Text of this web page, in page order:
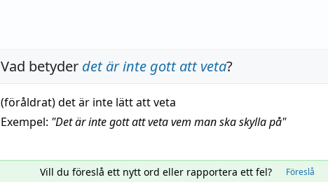
Vad betyder det är inte gott att veta?
(föråldrat) det är inte lätt att veta
Exempel: "Det är inte gott att veta vem man ska skylla på"
Vill du föreslå ett nytt ord eller rapportera ett fel? Föreslå